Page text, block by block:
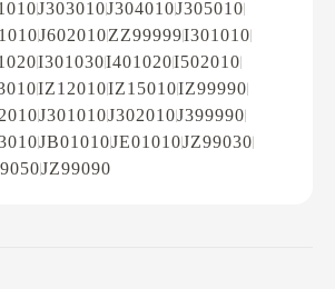
J303010J304010J305010
J602010ZZ99999I301010
I301030I401020I502010
IZ12010IZ15010IZ99990
J301010J302010J399990
JB01010JE01010JZ99030
JZ99090